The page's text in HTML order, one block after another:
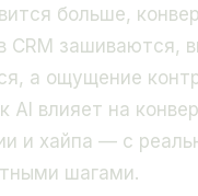
больше,
зашиваются,
а ощущение
AI влияет на
и хайпа — с
шагами.